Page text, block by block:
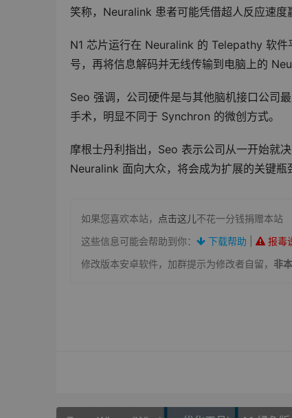
笑称，Neuralink 患者可能凭借超人反应速度
N1 芯片运行在 Neuralink 的 Telepathy 软件
号，再将信息解码并无线传输到电脑上的
Seo 强调，公司硬件是与其他脑机接口公司
手术，明显不同于 Synchron 的微创方式。
摩根士丹利指出，Seo 表示公司从一开始就
Neuralink 面向大众，将会成为扩展的关键瓶
如果您喜欢本站， 点击这儿不花一分钱捐赠本站
这些信息可能会帮助到你：
下载帮助 报毒
修改版本安卓软件，加群提示为修改者自留， 非